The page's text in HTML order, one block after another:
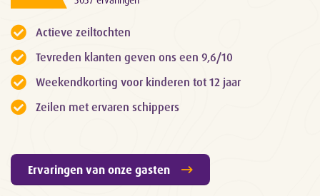
Actieve zeiltochten
Tevreden klanten geven ons een 9,6/10
Weekendkorting voor kinderen tot 12 jaar
Zeilen met ervaren schippers
Ervaringen van onze gasten